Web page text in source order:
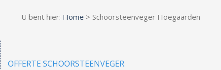
U bent hier: Home > Schoorsteenveger Hoegaarden
OFFERTE SCHOORSTEENVEGER